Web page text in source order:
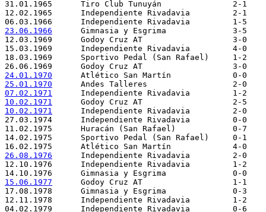
23.06.1966
18.03.1969	Sportivo Pedal (San Rafael)	1-2	Guarany FC (PA) (Brazil)
24.01.1970
25.01.1970
07.02.1971
10.02.1971
10.02.1971
Independiente Rivadavia		2-0	América (RJ) (Brazil)
26.08.1976
15.06.1977
12.11.1978	Independiente Rivadavia		1-2	New York Cosmos (USA)